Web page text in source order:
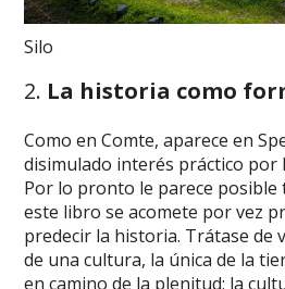
Silo
2. La historia como
Como en Comte, aparece en
disimulado interés práctico por
Por lo pronto le parece posible
este libro se acomete por vez
predecir la historia. Trátase de
de una cultura, la única de la
en camino de la plenitud: la